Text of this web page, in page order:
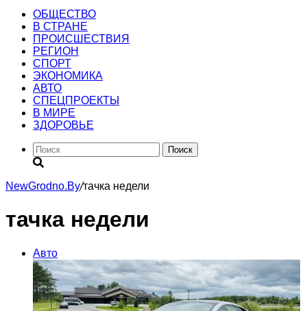
ОБЩЕСТВО
В СТРАНЕ
ПРОИСШЕСТВИЯ
РЕГИОН
CПОРТ
ЭКОНОМИКА
АВТО
СПЕЦПРОЕКТЫ
В МИРЕ
ЗДОРОВЬЕ
Поиск
NewGrodno.By/тачка недели
тачка недели
Авто